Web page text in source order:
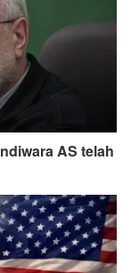
AS telah